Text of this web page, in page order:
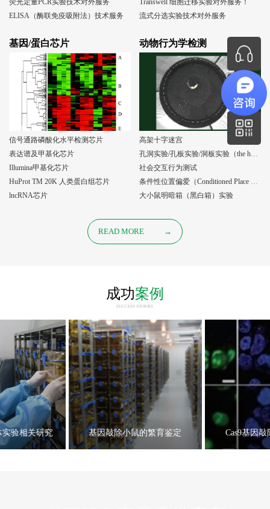
荧光定量PCR实验技术对外服务
ELISA（酶联免疫吸附法）技术服务
Transwell 细胞迁移实验对外服务！
流式分选实验技术对外服务
基因/蛋白芯片
信号通路磷酸化水平检测芯片
表达谱及甲基化芯片
Illumina甲基化芯片
HuProt TM 20K 人类蛋白组芯片
lncRNA芯片
动物行为学检测
高架十字迷宫
孔洞实验/孔板实验/洞板实验（the holeboard test）
社会交互行为测试
条件性位置偏爱（Conditioned Place Preference, CPP）实验
大小鼠明暗箱（黑白箱）实验
READ MORE →
成功案例
SUCCESS STORIES
实验相关研究 基因敲除小鼠的繁育鉴定 Cas9基因